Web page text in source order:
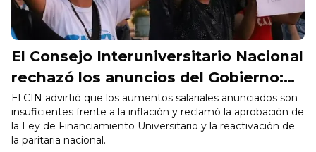
El Consejo Interuniversitario Nacional
rechazó los anuncios del Gobierno:
“No hay ninguna solución real para la
comunidad universitaria”
El CIN advirtió que los aumentos salariales anunciados son
insuficientes frente a la inflación y reclamó la aprobación de
la Ley de Financiamiento Universitario y la reactivación de
la paritaria nacional.
19/05 - 9:37hs